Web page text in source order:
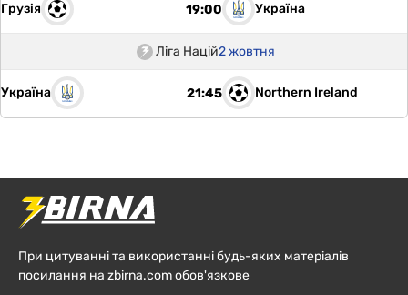
Грузія 19:00 Україна
Ліга Націй2 жовтня
Україна 21:45 Northern Ireland
При цитуванні та використанні будь-яких матеріалів
посилання на zbirna.com обов'язкове